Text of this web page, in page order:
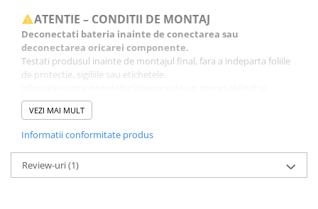
ATENTIE – CONDITII DE MONTAJ
Deconectati bateria inainte de conectarea sau
deconectarea oricarei componente.
Testati produsul inainte de montajul final, fara a indeparta foliile
de protectie, sigiliile sau etichetele.
necesita cunostinte si echipamente specifice domeniului
reparatiilor GSM.
Se recomanda montajul intr-un service specializat.
GARANTIE
Garantia se ofera doar in cazul in care produsul a fost montat
VEZI MAI MULT
Informatii conformitate produs
Review-uri(1)